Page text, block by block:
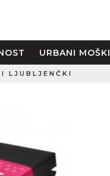
URBANI MOŠKI
LJUBLJENČKI